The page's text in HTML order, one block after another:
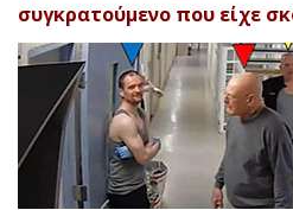
συγκρατούμενο που είχε